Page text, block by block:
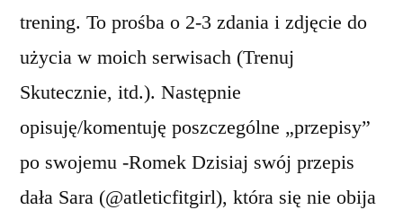
trening. To prośba o 2-3 zdania i zdjęcie do
użycia w moich serwisach (Trenuj
Skutecznie, itd.). Następnie
opisuję/komentuję poszczególne „przepisy”
po swojemu -Romek Dzisiaj swój przepis
dała Sara (@atleticfitgirl), która się nie obija